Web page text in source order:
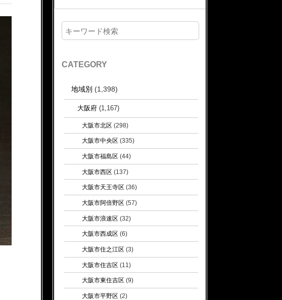
CATEGORY
地域別 (1,398)
大阪府(1,167)
大阪市北区(298)
大阪市中央区 (335)
大阪市福島区(44)
大阪市西区(137)
大阪市天王寺区 (36)
大阪市阿倍野区(57)
大阪市浪速区(32)
大阪市西成区 (6)
大阪市住之江区(3)
大阪市住吉区(11)
大阪市東住吉区 (9)
大阪市平野区(2)